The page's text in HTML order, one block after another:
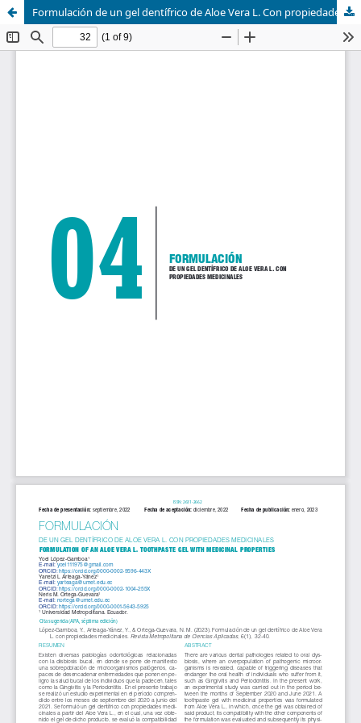
Formulación de un gel dentífrico de Aloe Vera L. Con propiedades medicinales